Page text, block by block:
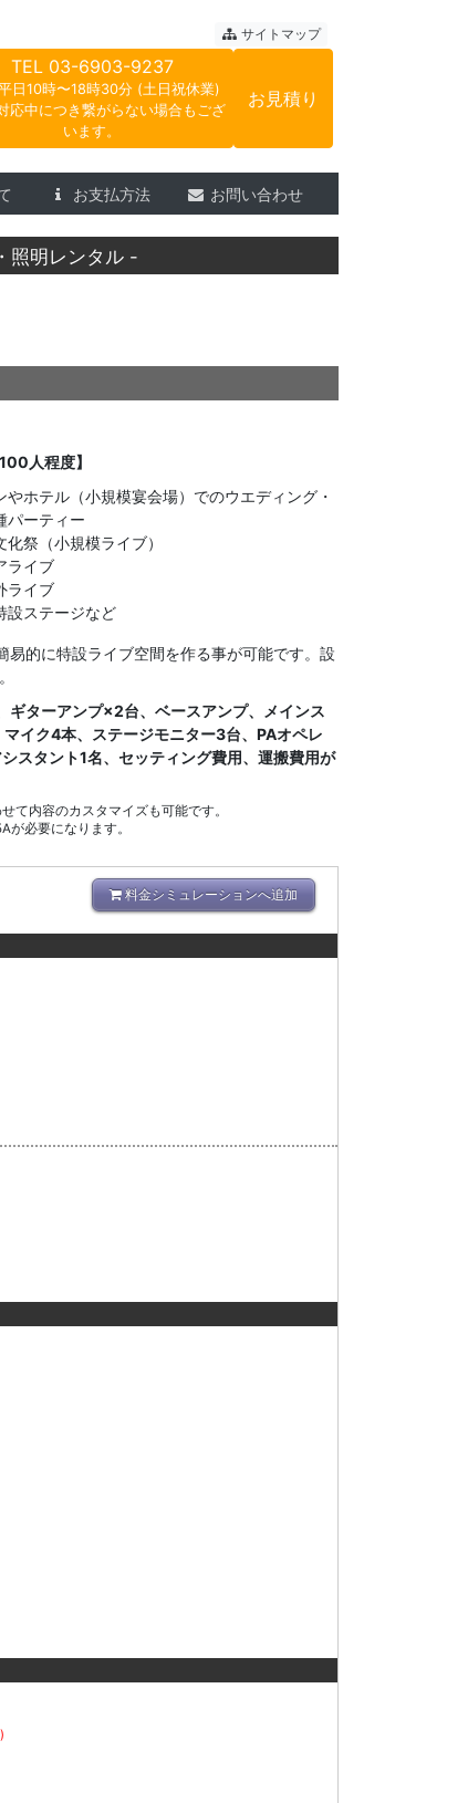
ウンド サイトマップ
TEL 03-6903-9237
日10時〜18時30分 (土日祝休業)
応中につき繋がらない場合もござ
います。
お見積り
お支払方法 お問い合わせ
照明レンタル -
人程度】
やホテル（小規模宴会場）でのウエディング・
パーティー
化祭（小規模ライブ）
ライブ
ライブ
設ステージなど
易的に特設ライブ空間を作る事が可能です。設
ギターアンプ×2台、ベースアンプ、メインス
マイク4本、ステージモニター3台、PAオペレ
スタント1名、セッティング費用、運搬費用が
て内容のカスタマイズも可能です。
が必要になります。
料金シミュレーションへ追加